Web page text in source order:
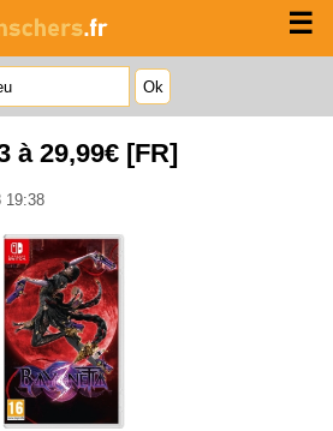
☰
à 29,99€ [FR]
19:38